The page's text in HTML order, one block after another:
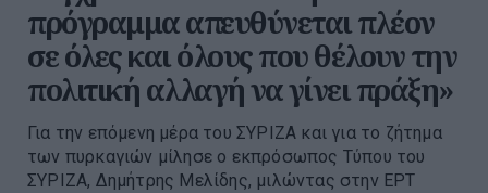
πρόγραμμα απευθύνεται πλέον
σε όλες και όλους που θέλουν την
πολιτική αλλαγή να γίνει πράξη»
Για την επόμενη μέρα του ΣΥΡΙΖΑ και για το ζήτημα
των πυρκαγιών μίλησε ο εκπρόσωπος Τύπου του
ΣΥΡΙΖΑ, Δημήτρης Μελίδης, μιλώντας στην ΕΡΤ